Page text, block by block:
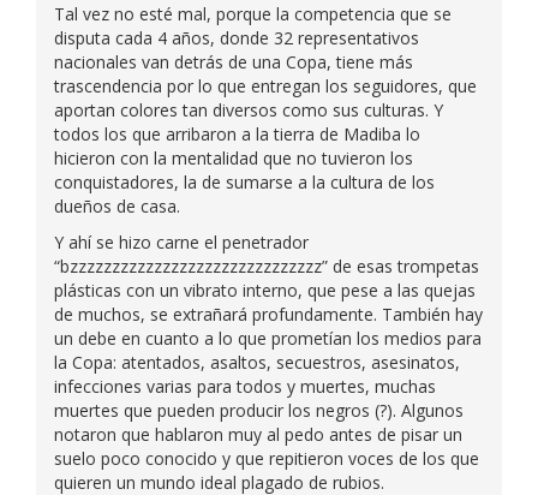
Tal vez no esté mal, porque la competencia que se
disputa cada 4 años, donde 32 representativos
nacionales van detrás de una Copa, tiene más
trascendencia por lo que entregan los seguidores, que
aportan colores tan diversos como sus culturas. Y
todos los que arribaron a la tierra de Madiba lo
hicieron con la mentalidad que no tuvieron los
conquistadores, la de sumarse a la cultura de los
dueños de casa.
Y ahí se hizo carne el penetrador
“bzzzzzzzzzzzzzzzzzzzzzzzzzzzzzz” de esas trompetas
plásticas con un vibrato interno, que pese a las quejas
de muchos, se extrañará profundamente. También hay
un debe en cuanto a lo que prometían los medios para
la Copa: atentados, asaltos, secuestros, asesinatos,
infecciones varias para todos y muertes, muchas
muertes que pueden producir los negros (?). Algunos
notaron que hablaron muy al pedo antes de pisar un
suelo poco conocido y que repitieron voces de los que
quieren un mundo ideal plagado de rubios.